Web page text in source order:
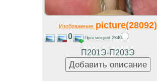
Изображениеpicture(28092)
0 Просмотров 2840
П201Э-П203Э